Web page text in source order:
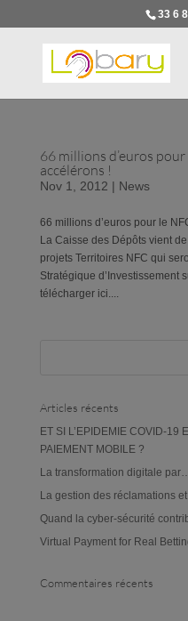
33 6
66 millions d’euros
accélérons !
Nov 1, 2012 | News
66 millions d’euros pour le
La Caisse des Dépôts vient
projets Territoires NFC qui
Stratégique d’Investissement
télécharger ici....
Articles récents
ET SI L’EPIDEMIE COVID-19
PAIEMENT MOBILE ?
La transformation digitale
La gestion des réclamations
Quand la cyber-sécurité
Virtual Payment for Real
Commentaires récents